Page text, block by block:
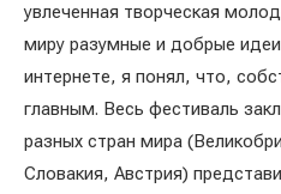
увлеченная творческая
миру разумные и добрые
интернете, я понял, что,
главным. Весь фестиваль
разных стран мира
Словакия, Австрия)